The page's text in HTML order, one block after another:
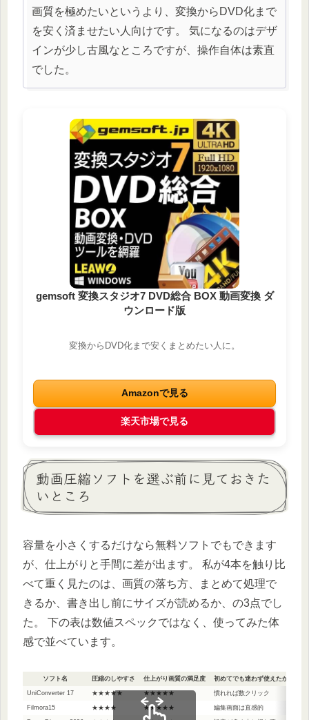
画質を極めたいというより、変換からDVD化まで
を安く済ませたい人向けです。 気になるのはデザ
インが少し古風なところですが、操作自体は素直
でした。
gemsoft 変換スタジオ7 DVD総合 BOX 動画変換 ダ
ウンロード版
変換からDVD化まで安くまとめたい人に。
Amazonで見る
楽天市場で見る
動画圧縮ソフトを選ぶ前に見ておきた
いところ
容量を小さくするだけなら無料ソフトでもできます
が、仕上がりと手間に差が出ます。 私が4本を触り比
べて重く見たのは、画質の落ち方、まとめて処理で
きるか、書き出し前にサイズが読めるか、の3点でし
た。 下の表は数値スペックではなく、使ってみた体
感で並べています。
ソフト名 圧縮のしやすさ 仕上がり画質の満足度 初めてでも迷わず使えたか
UniConverter 17 ★★★★★ ★★★★★ 慣れれば数クリック
Filmora15 ★★★★ ★★★★★ 編集画面は直感的